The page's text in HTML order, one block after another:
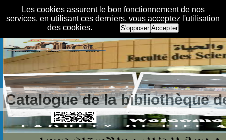
Les cookies assurent le bon fonctionnement de nos
services, en utilisant ces derniers, vous acceptez l'utilisation
des cookies.
S'opposer Accepter
Catalogue de la bibliothèque